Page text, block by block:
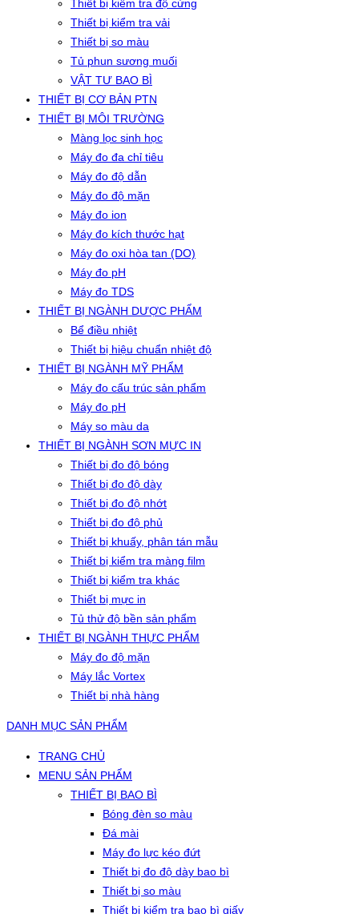
Thiết bị kiểm tra độ cứng
Thiết bị kiểm tra vải
Thiết bị so màu
Tủ phun sương muối
VẬT TƯ BAO BÌ
THIẾT BỊ CƠ BẢN PTN
THIẾT BỊ MÔI TRƯỜNG
Màng lọc sinh học
Máy đo đa chỉ tiêu
Máy đo độ dẫn
Máy đo độ mặn
Máy đo ion
Máy đo kích thước hạt
Máy đo oxi hòa tan (DO)
Máy đo pH
Máy đo TDS
THIẾT BỊ NGÀNH DƯỢC PHẨM
Bể điều nhiệt
Thiết bị hiệu chuẩn nhiệt độ
THIẾT BỊ NGÀNH MỸ PHẨM
Máy đo cấu trúc sản phẩm
Máy đo pH
Máy so màu da
THIẾT BỊ NGÀNH SƠN MỰC IN
Thiết bị đo độ bóng
Thiết bị đo độ dày
Thiết bị đo độ nhớt
Thiết bị đo độ phủ
Thiết bị khuấy, phân tán mẫu
Thiết bị kiểm tra màng film
Thiết bị kiểm tra khác
Thiết bị mực in
Tủ thử độ bền sản phẩm
THIẾT BỊ NGÀNH THỰC PHẨM
Máy đo độ mặn
Máy lắc Vortex
Thiết bị nhà hàng
DANH MỤC SẢN PHẨM
TRANG CHỦ
MENU SẢN PHẨM
THIẾT BỊ BAO BÌ
Bóng đèn so màu
Đá mài
Máy đo lực kéo đứt
Thiết bị đo độ dày bao bì
Thiết bị so màu
Thiết bị kiểm tra bao bì giấy